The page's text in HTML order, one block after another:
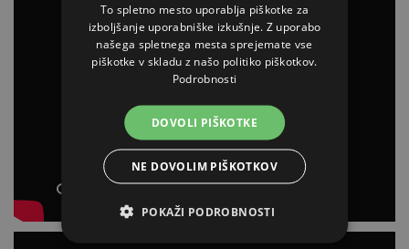
To spletno mesto uporablja piškotke za
izboljšanje uporabniške izkušnje. Z uporabo
našega spletnega mesta sprejemate vse
piškotke v skladu z našo politiko piškotkov.
Podrobnosti
DOVOLI PIŠKOTKE
NE DOVOLIM PIŠKOTKOV
POKAŽI PODROBNOSTI